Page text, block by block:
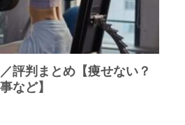
評判まとめ【痩せない？
など】